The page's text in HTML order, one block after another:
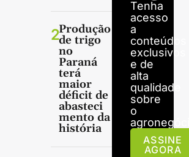
2Produção
de trigo
no
Paraná
terá
maior
déficit de
abasteci
mento da
história
Tenha
acesso
a
conteúdos
exclusivos
e de
alta
qualidade
sobre
o
ASSINE
AGORA